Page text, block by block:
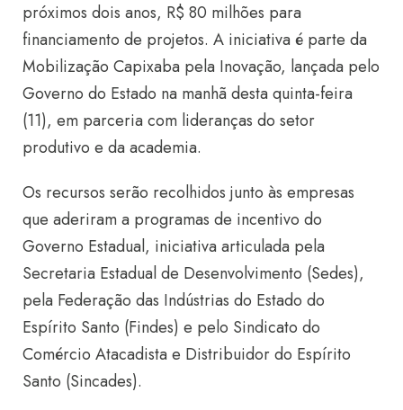
próximos dois anos, R$ 80 milhões para
financiamento de projetos. A iniciativa é parte da
Mobilização Capixaba pela Inovação, lançada pelo
Governo do Estado na manhã desta quinta-feira
(11), em parceria com lideranças do setor
produtivo e da academia.
Os recursos serão recolhidos junto às empresas
que aderiram a programas de incentivo do
Governo Estadual, iniciativa articulada pela
Secretaria Estadual de Desenvolvimento (Sedes),
pela Federação das Indústrias do Estado do
Espírito Santo (Findes) e pelo Sindicato do
Comércio Atacadista e Distribuidor do Espírito
Santo (Sincades).